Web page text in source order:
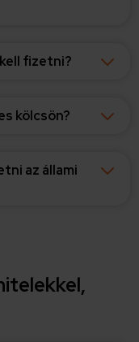
fizetni?
kölcsön?
az állami